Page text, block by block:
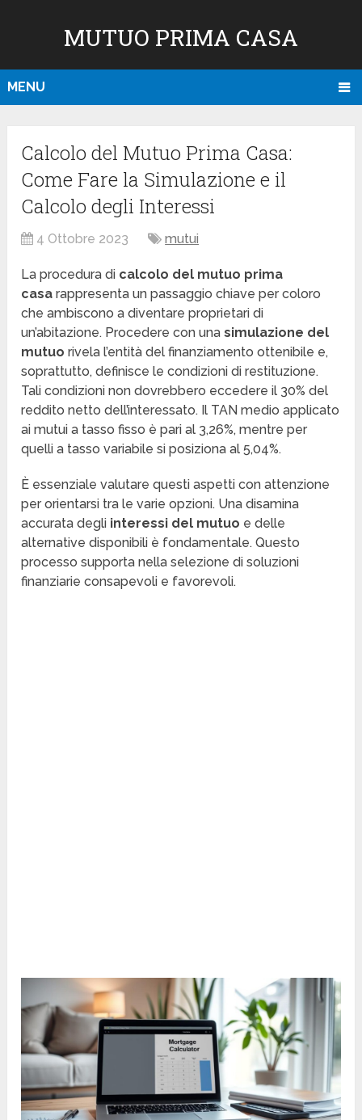
MUTUO PRIMA CASA
MENU
Calcolo del Mutuo Prima Casa:
Come Fare la Simulazione e il
Calcolo degli Interessi
4 Ottobre 2023 mutui
La procedura di calcolo del mutuo prima
casa rappresenta un passaggio chiave per coloro
che ambiscono a diventare proprietari di
un’abitazione. Procedere con unasimulazione del
mutuo rivela l’entità del finanziamento ottenibile e,
soprattutto, definisce le condizioni di restituzione.
Tali condizioni non dovrebbero eccedere il 30% del
reddito netto dell’interessato. Il TAN medio applicato
ai mutui a tasso fisso è pari al 3,26%, mentre per
quelli a tasso variabile si posiziona al 5,04%.
È essenziale valutare questi aspetti con attenzione
per orientarsi tra le varie opzioni. Una disamina
accurata degli interessi del mutuo e delle
alternative disponibili è fondamentale. Questo
processo supporta nella selezione di soluzioni
finanziarie consapevoli e favorevoli.